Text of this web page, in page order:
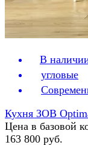
В
угловые
Кухня ЗОВ
Цена в базовой
163 800 руб.